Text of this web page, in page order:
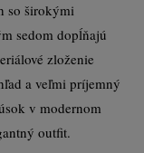
so širokými
sedom dopĺňajú
zloženie
a veľmi príjemný
v modernom
outfit.